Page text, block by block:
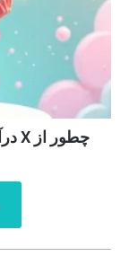
چطور از X درآمد بگیرم؟ شرط ها چیه؟ + ویدیو 📈